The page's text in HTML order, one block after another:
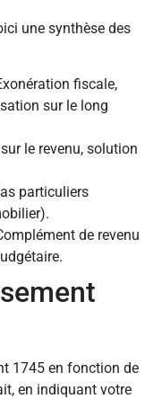
une synthèse des
fiscale,
sur le long
le revenu, solution
particuliers
de revenu
1745 en fonction de
en indiquant votre